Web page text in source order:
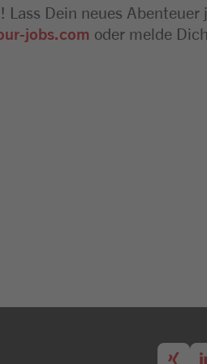
Dein neues
jobs.com oder melde